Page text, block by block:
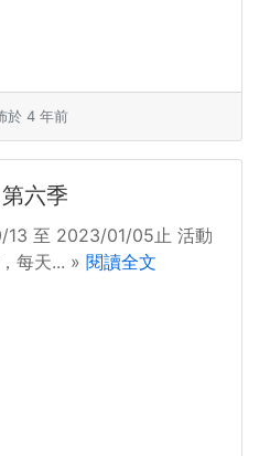
於 4 年前
六季
13 至 2023/01/05止 活動
每天... » 閱讀全文